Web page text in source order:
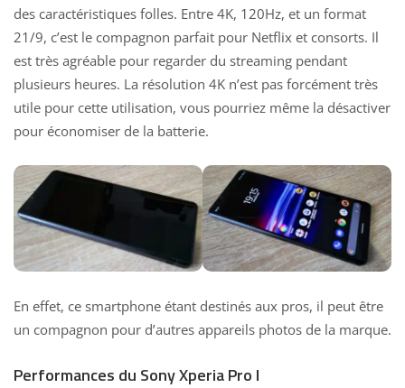
des caractéristiques folles. Entre 4K, 120Hz, et un format
21/9, c’est le compagnon parfait pour Netflix et consorts. Il
est très agréable pour regarder du streaming pendant
plusieurs heures. La résolution 4K n’est pas forcément très
utile pour cette utilisation, vous pourriez même la désactiver
pour économiser de la batterie.
En effet, ce smartphone étant destinés aux pros, il peut être
un compagnon pour d’autres appareils photos de la marque.
Performances du Sony Xperia Pro I